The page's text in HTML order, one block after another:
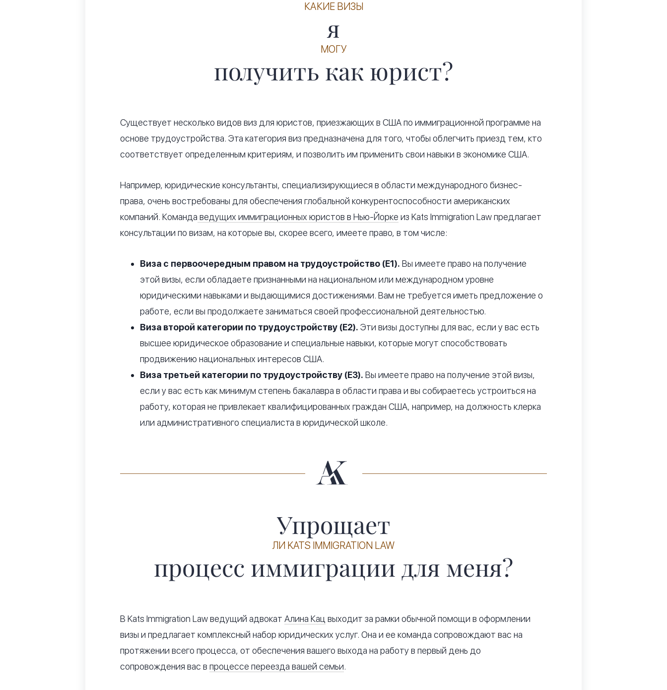
КАКИЕ ВИЗЫ
я
МОГУ
получить как юрист?
Существует несколько видов виз для юристов, приезжающих в США по иммиграционной программе на
основе трудоустройства. Эта категория виз предназначена для того, чтобы облегчить приезд тем, кто
соответствует определенным критериям, и позволить им применить свои навыки в экономике США.
Например, юридические консультанты, специализирующиеся в области международного бизнес-
права, очень востребованы для обеспечения глобальной конкурентоспособности американских
компаний. Команда ведущих иммиграционных юристов в Нью-Йорке из Kats Immigration Law предлагает
консультации по визам, на которые вы, скорее всего, имеете право, в том числе:
Виза с первоочередным правом на трудоустройство (E1). Вы имеете право на получение
этой визы, если обладаете признанными на национальном или международном уровне
юридическими навыками и выдающимися достижениями. Вам не требуется иметь предложение о
работе, если вы продолжаете заниматься своей профессиональной деятельностью.
Виза второй категории по трудоустройству (E2). Эти визы доступны для вас, если у вас есть
высшее юридическое образование и специальные навыки, которые могут способствовать
продвижению национальных интересов США.
Виза третьей категории по трудоустройству (E3). Вы имеете право на получение этой визы,
если у вас есть как минимум степень бакалавра в области права и вы собираетесь устроиться на
работу, которая не привлекает квалифицированных граждан США, например, на должность клерка
или административного специалиста в юридической школе.
Упрощает
ЛИ KATS IMMIGRATION LAW
процесс иммиграции для меня?
В Kats Immigration Law ведущий адвокат Алина Кац выходит за рамки обычной помощи в оформлении
визы и предлагает комплексный набор юридических услуг. Она и ее команда сопровождают вас на
протяжении всего процесса, от обеспечения вашего выхода на работу в первый день до
сопровождения вас в процессе переезда вашей семьи.